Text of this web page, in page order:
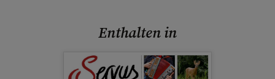
Enthalten in